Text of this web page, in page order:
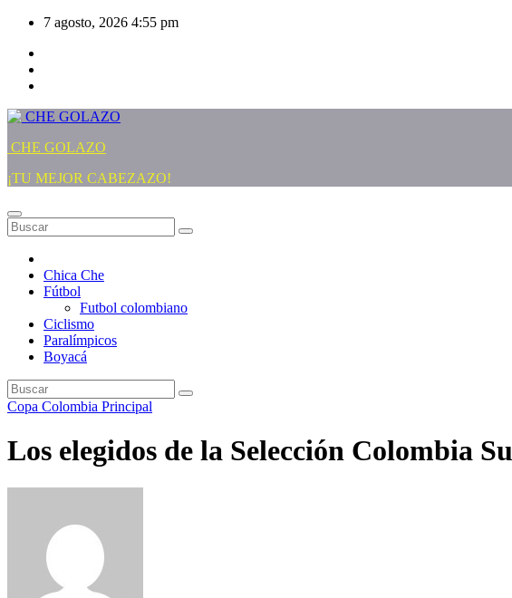
Saltar
contenido
7 agosto, 2026 4:55 pm
CHE GOLAZO
¡TU MEJOR CABEZAZO!
Chica Che
Fútbol
Futbol colombiano
Ciclismo
Paralímpicos
Boyacá
Copa Colombia Principal
Los elegidos de la Selección Colombia